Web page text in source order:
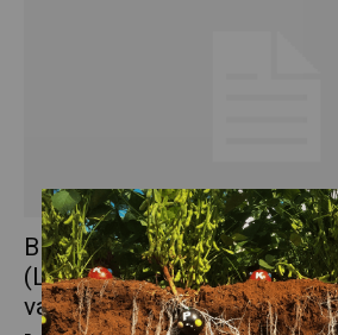
Biologia de Spodoptera
(Lepidoptera: Noctuidae)
variedades de feijão...